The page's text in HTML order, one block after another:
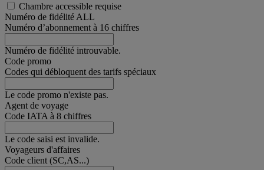
Chambre accessible requise
Numéro de fidélité ALL
Numéro d’abonnement à 16 chiffres
Numéro de fidélité introuvable.
Code promo
Codes qui débloquent des tarifs spéciaux
Le code promo n'existe pas.
Agent de voyage
Code IATA à 8 chiffres
Le code saisi est invalide.
Voyageurs d'affaires
Code client (SC,AS...)